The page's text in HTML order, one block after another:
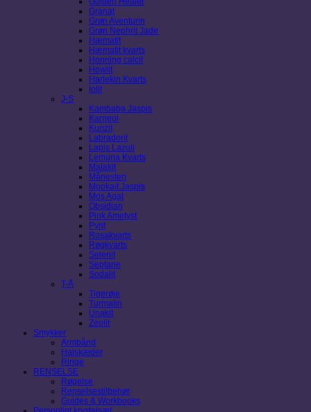
Granat
Grøn Aventurin
Grøn Nephrit Jade
Hæmatit
Hæmatit kvarts
Honning calcit
Howlit
Harlekin Kvarts
Iolit
J-S
Kambaba Jaspis
Karneol
Kunzit
Labradorit
Lapis Lazuli
Lemuria Kvarts
Malakit
Månesten
Mookait Jaspis
Mos Agat
Obsidian
Pink Ametyst
Pyrit
Rosakvarts
Røgkvarts
Selenit
Septarie
Sodalit
T-Å
Tigerøje
Turmalin
Unakit
Zeolit
Smykker
Armbånd
Halskæder
Ringe
RENSELSE
Røgelse
Renselsestilbehør
Guides & Workbooks